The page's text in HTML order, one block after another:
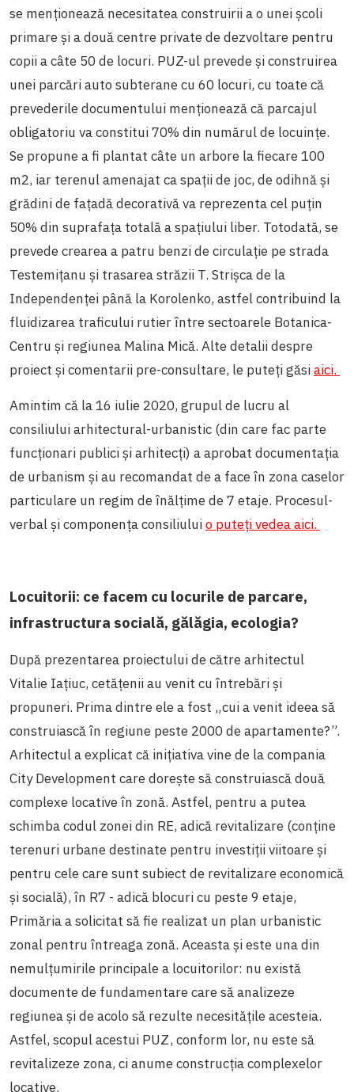
se menționează necesitatea construirii a o unei școli
primare și a două centre private de dezvoltare pentru
copii a câte 50 de locuri. PUZ-ul prevede și construirea
unei parcări auto subterane cu 60 locuri, cu toate că
prevederile documentului menționează că parcajul
obligatoriu va constitui 70% din numărul de locuințe.
Se propune a fi plantat câte un arbore la fiecare 100
m2, iar terenul amenajat ca spații de joc, de odihnă și
grădini de fațadă decorativă va reprezenta cel puțin
50% din suprafața totală a spațiului liber. Totodată, se
prevede crearea a patru benzi de circulație pe strada
Testemițanu și trasarea străzii T. Strișca de la
Independenței până la Korolenko, astfel contribuind la
fluidizarea traficului rutier între sectoarele Botanica-
Centru și regiunea Malina Mică. Alte detalii despre
proiect și comentarii pre-consultare, le puteți găsiaici.
Amintim că la 16 iulie 2020, grupul de lucru al
consiliului arhitectural-urbanistic (din care fac parte
funcționari publici și arhitecți) a aprobat documentația
de urbanism și au recomandat de a face în zona caselor
particulare un regim de înălțime de 7 etaje. Procesul-
verbal și componența consiliuluio puteți vedea aici.
Locuitorii: ce facem cu locurile de parcare,
infrastructura socială, gălăgia, ecologia?
După prezentarea proiectului de către arhitectul
Vitalie Iațiuc, cetățenii au venit cu întrebări și
propuneri. Prima dintre ele a fost „cui a venit ideea să
construiască în regiune peste 2000 de apartamente?”.
Arhitectul a explicat că inițiativa vine de la compania
City Development care dorește să construiască două
complexe locative în zonă. Astfel, pentru a putea
schimba codul zonei din RE, adică revitalizare (conţine
terenuri urbane destinate pentru investiţii viitoare şi
pentru cele care sunt subiect de revitalizare economică
şi socială), în R7 - adică blocuri cu peste 9 etaje,
Primăria a solicitat să fie realizat un plan urbanistic
zonal pentru întreaga zonă. Aceasta și este una din
nemulțumirile principale a locuitorilor: nu există
documente de fundamentare care să analizeze
regiunea și de acolo să rezulte necesitățile acesteia.
Astfel, scopul acestui PUZ, conform lor, nu este să
revitalizeze zona, ci anume construcția complexelor
locative.